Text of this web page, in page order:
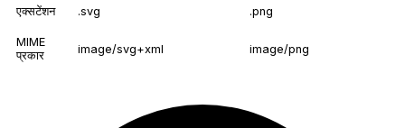
एक्सटेंशन .svg .png
MIME
प्रकार
image/svg+xml image/png